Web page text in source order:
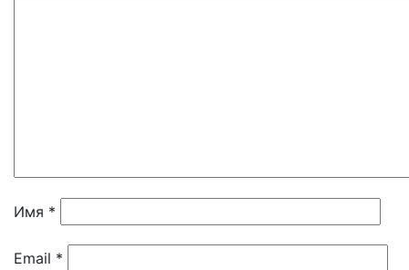
Имя *
Email *